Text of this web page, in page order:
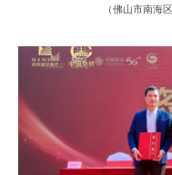
（佛山市南海区